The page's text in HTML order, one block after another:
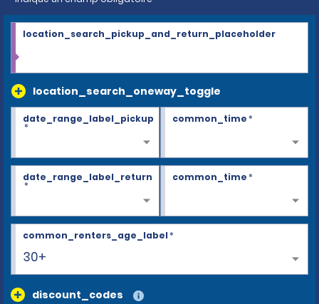
location_search_oneway_toggle
location_search_pickup_and_return_placeholder
date_range_label_pickup
*
common_time*
date_range_label_return
*
common_time*
30+
common_renters_age_label*
discount_codes